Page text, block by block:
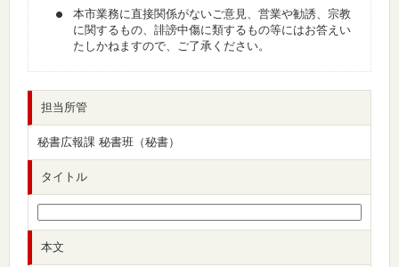
本市業務に直接関係がないご意見、営業や勧誘、宗教
に関するもの、誹謗中傷に類するもの等にはお答えい
たしかねますので、ご了承ください。
担当所管
秘書広報課 秘書班（秘書）
タイトル
本文